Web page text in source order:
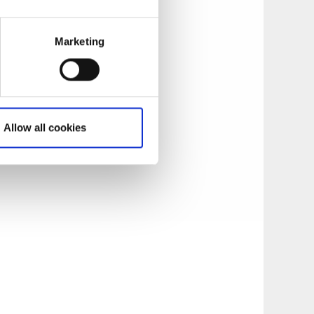
Marketing
Allow all cookies
fick dock
han UFFES
hjul, vilket